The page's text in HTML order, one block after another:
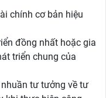
chính cơ bản hiệu
đồng nhất hoặc gia
triển chung của
tư tưởng về tư